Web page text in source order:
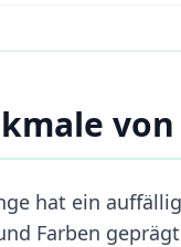
hat ein
Farben